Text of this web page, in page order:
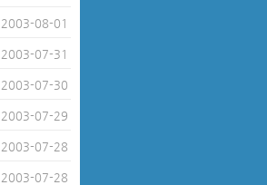
2003-08-01
2003-07-31
2003-07-30
2003-07-29
2003-07-28
2003-07-28